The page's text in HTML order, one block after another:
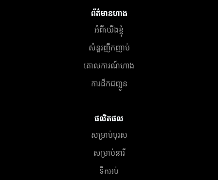
ព័ត៌មានហាង
អំពីយើងខ្ញុំ
សំនួរញឹកញាប់
គោលការណ៍ហាង
ការដឹកជញ្ជូន
ផលិតផល
សម្រាប់បុរស
សម្រាប់នារី
ទឹកអប់